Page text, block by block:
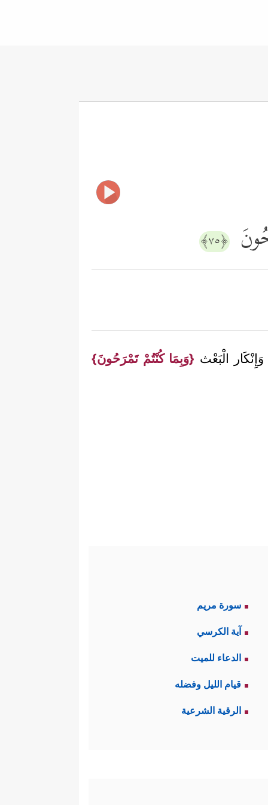
﴿٧٥﴾
الْبَعْث {وَبِمَا كُنْتُمْ تَمْرَحُونَ}
سورة مريم
آية الكرسي
الدعاء للميت
قيام الليل وفضله
الرقية الشرعية